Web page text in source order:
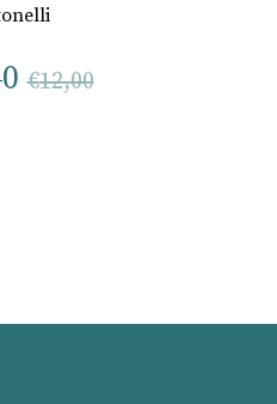
€12,00